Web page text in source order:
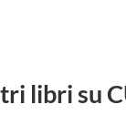
libri su